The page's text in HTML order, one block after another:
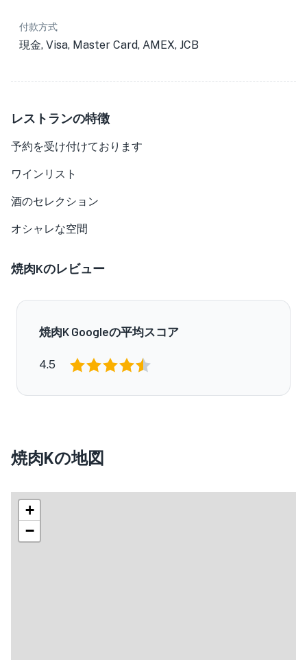
付款方式
現金, Visa, Master Card, AMEX, JCB
レストランの特徴
予約を受け付けております
ワインリスト
酒のセレクション
オシャレな空間
焼肉Kのレビュー
焼肉K Googleの平均スコア
4.5
焼肉Kの地図
+
−